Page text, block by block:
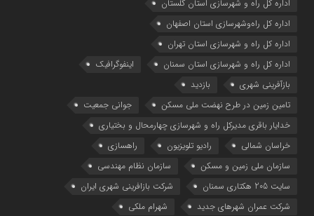
اداره كل راه و شهرسازي استان گلستان
اداره كل راه‌و‌شهرسازي استان اصفهان
اداره کل راه و شهرسازی استان تهران
اداره کل راه و شهرسازی استان سمنان
اینفوگرافیک
بازآفرینی شهری
بازدید
تامین زمین در طرح نهضت ملی مسکن
جوانی جمعیت
خدایار باقری مدیرکل راه و شهرسازی چهارمحال و بختیاری
خراسان شمالی
رادیو تلویزیون
راهسازی
سازمان ملی زمین و مسکن
سازمان نظام مهندسی
سایت 205 هکتاری سمنان
شرکت بازافرینی شهری ایران
شرکت عمران شهرهای جدید
شهرام ملکی